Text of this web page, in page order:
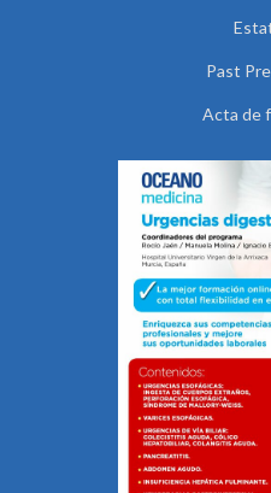
Past
Acta de